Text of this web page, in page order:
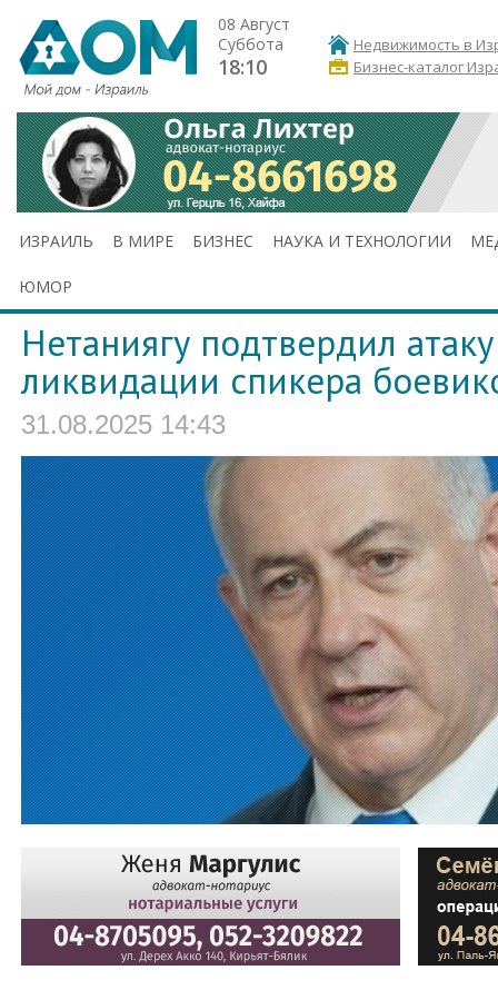
08 Август
Суббота
18:10
Недвижимость в
Бизнес-каталог
ИЗРАИЛЬ В МИРЕ БИЗНЕС НАУКА И ТЕХНОЛОГИИ
ЮМОР
Нетаниягу подтвердил
ликвидации спикера
31.08.2025 14:43